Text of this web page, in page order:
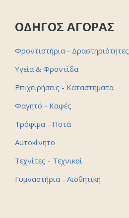
ΟΔΗΓΟΣ ΑΓΟΡΑΣ
Φροντιστήρια - Δραστηριότητες
Υγεία & Φροντίδα
Επιχειρήσεις - Καταστήματα
Φαγητό - Καφές
Τρόφιμα - Ποτά
Αυτοκίνητο
Τεχνίτες - Τεχνικοί
Γυμναστήρια - Αισθητική